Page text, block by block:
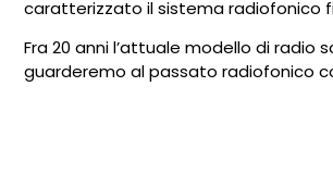
caratterizzato il sistema radiofonico
Fra 20 anni l’attuale modello di radio
guarderemo al passato radiofonico